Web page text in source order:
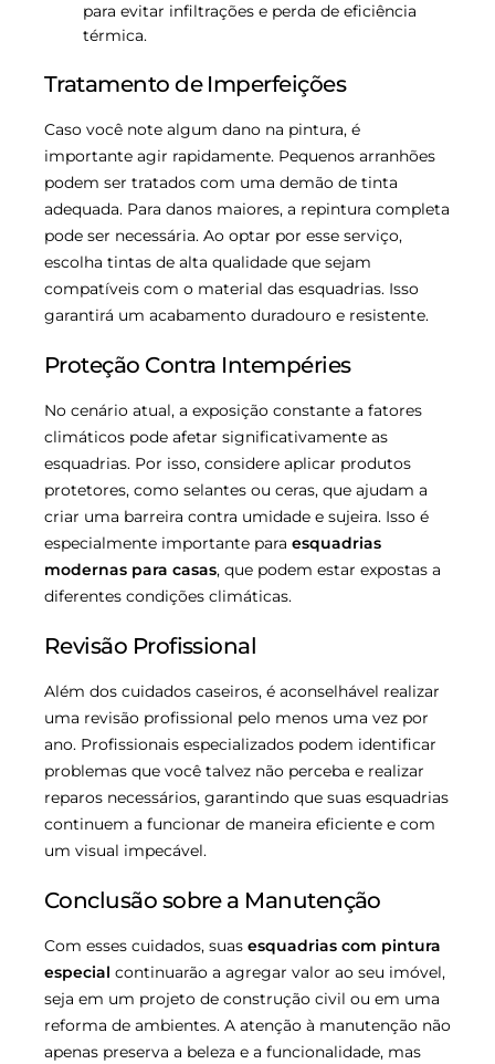
para evitar infiltrações e perda de eficiência
térmica.
Tratamento de Imperfeições
Caso você note algum dano na pintura, é
importante agir rapidamente. Pequenos arranhões
podem ser tratados com uma demão de tinta
adequada. Para danos maiores, a repintura completa
pode ser necessária. Ao optar por esse serviço,
escolha tintas de alta qualidade que sejam
compatíveis com o material das esquadrias. Isso
garantirá um acabamento duradouro e resistente.
Proteção Contra Intempéries
No cenário atual, a exposição constante a fatores
climáticos pode afetar significativamente as
esquadrias. Por isso, considere aplicar produtos
protetores, como selantes ou ceras, que ajudam a
criar uma barreira contra umidade e sujeira. Isso é
especialmente importante para esquadrias
modernas para casas, que podem estar expostas a
diferentes condições climáticas.
Revisão Profissional
Além dos cuidados caseiros, é aconselhável realizar
uma revisão profissional pelo menos uma vez por
ano. Profissionais especializados podem identificar
problemas que você talvez não perceba e realizar
reparos necessários, garantindo que suas esquadrias
continuem a funcionar de maneira eficiente e com
um visual impecável.
Conclusão sobre a Manutenção
Com esses cuidados, suas esquadrias com pintura
especial continuarão a agregar valor ao seu imóvel,
seja em um projeto de construção civil ou em uma
reforma de ambientes. A atenção à manutenção não
apenas preserva a beleza e a funcionalidade, mas